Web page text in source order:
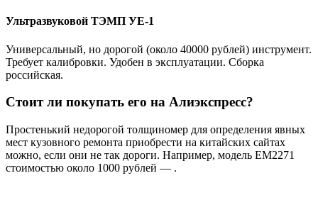
Ультразвуковой ТЭМП УЕ-1
Универсальный, но дорогой (около 40000 рублей) инструмент.
Требует калибровки. Удобен в эксплуатации. Сборка
российская.
Стоит ли покупать его на Алиэкспресс?
Простенький недорогой толщиномер для определения явных
мест кузовного ремонта приобрести на китайских сайтах
можно, если они не так дороги. Например, модель EM2271
стоимостью около 1000 рублей — .